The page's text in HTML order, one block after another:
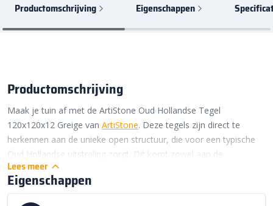
Productomschrijving Eigenschappen
Productomschrijving
Maak je tuin af met de ArtiStone Oud Hollandse Tegel
120x120x12 Greige van ArtiStone. Deze tegels zijn direct te
herkennen aan de unieke open structuur, die voor een typische
Oud Hollandse uitstraling zorgt. Dit komt zowel aan de
bovenzijde als aan de zijkanten mooi naar boven. Daarom
kunnen de tegels niet alleen liggend, maar ook staand worden
verwerkt. Denk bijvoorbeeld aan een border van rechtop staande
Lees meer
Eigenschappen